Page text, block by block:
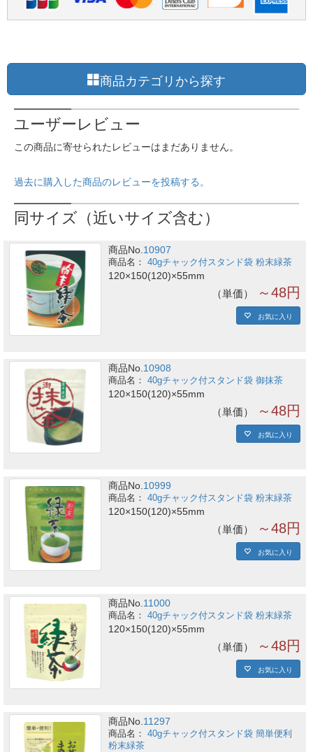
商品カテゴリから探す
ユーザーレビュー
この商品に寄せられたレビューはまだありません。
過去に購入した商品のレビューを投稿する。
同サイズ（近いサイズ含む）
商品No.10907
40gチャック付スタンド袋 粉末緑茶
120×150(120)×55mm
単価 ～48円
お気に入り
商品No. 10908
40gチャック付スタンド袋 御抹茶
120×150(120)×55mm
単価 ～48円
お気に入り
商品No. 10999
40gチャック付スタンド袋 粉末緑茶
120×150(120)×55mm
単価 ～48円
お気に入り
商品No.11000
40gチャック付スタンド袋 粉末緑茶
120×150(120)×55mm
単価 ～48円
お気に入り
商品No. 11297
40gチャック付スタンド袋 簡単便利
粉末緑茶